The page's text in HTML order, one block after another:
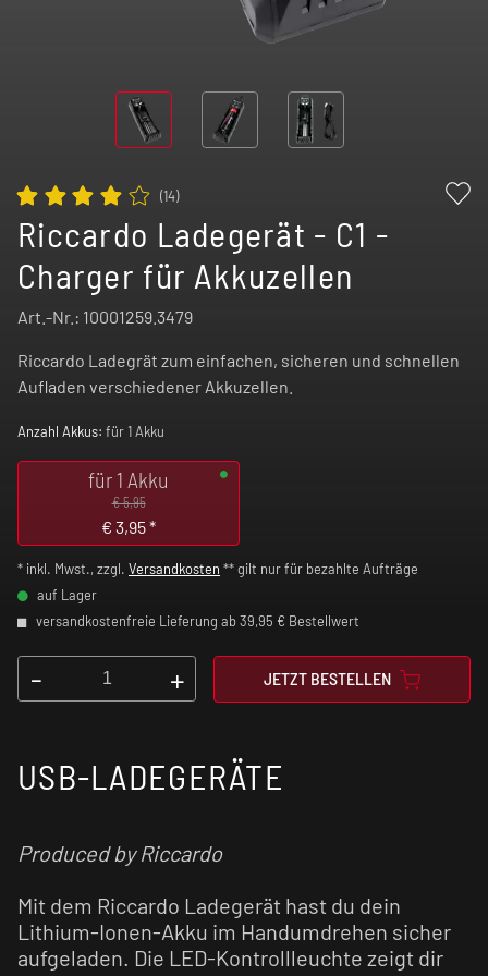
(14)
Riccardo Ladegerät - C1 -
Charger für Akkuzellen
Art.-Nr.: 10001259.3479
Riccardo Ladegrät zum einfachen, sicheren und schnellen
Aufladen verschiedener Akkuzellen.
Anzahl Akkus: für 1 Akku
für 1 Akku
€ 5,95
€ 3,95*
* inkl. Mwst., zzgl. Versandkosten ** gilt nur für bezahlte Aufträge
auf Lager
versandkostenfreie Lieferung ab 39,95 € Bestellwert
- + JETZT BESTELLEN
USB-LADEGERÄTE
Produced by Riccardo
Mit dem Riccardo Ladegerät hast du dein
Lithium-Ionen-Akku im Handumdrehen sicher
aufgeladen. Die LED-Kontrollleuchte zeigt dir